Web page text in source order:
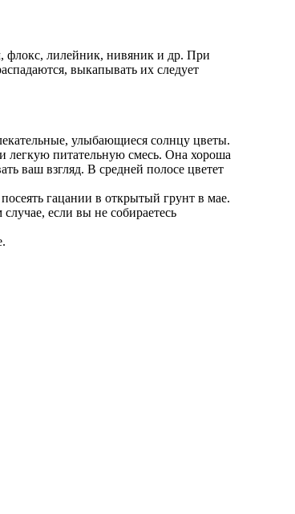
флокс, лилейник, нивяник и др. При
выкапывать их следует
улыбающиеся солнцу цветы.
легкую питательную смесь. Она хороша
ваш взгляд. В средней полосе цветет
гацании в открытый грунт в мае.
если вы не собираетесь